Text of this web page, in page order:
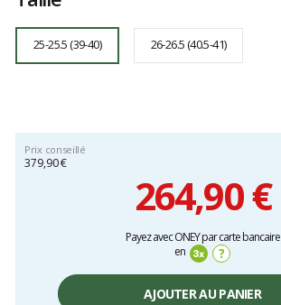
25-25.5 (39-40) 26-26.5 (40.5-41)
Prix conseillé
379,90 €
264,90 €
Payez avec ONEY par carte bancaire
en
?
AJOUTER AU PANIER